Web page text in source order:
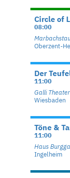
Circle of
08:00
Oberzent-
Der
11:00
Galli Theater
Wiesbaden
Töne &
11:00
Haus
Ingelheim